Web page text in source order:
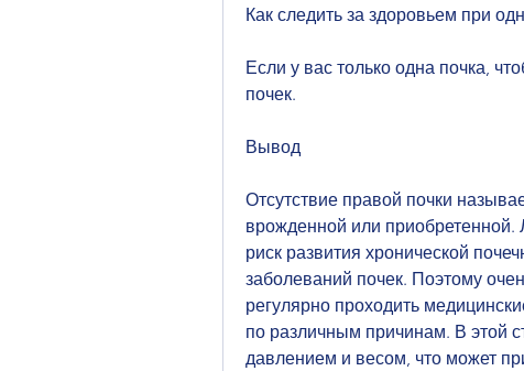
Как следить за здоровьем при
Если у вас только одна почка,
почек.
Вывод
Отсутствие правой почки
врожденной или
риск развития хронической
заболеваний почек. Поэтому
регулярно проходить
по различным причинам. В этой
давлением и весом, что может